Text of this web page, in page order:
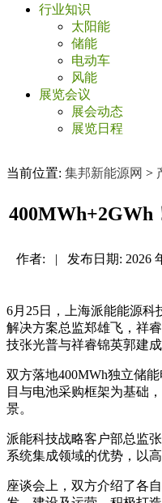
行业知识
太阳能
储能
电动车
风能
展览会议
展会动态
展览日程
当前位置: 集邦新能源网 >
400MWh+2GWh
作者: | 发布日期: 2026
6月25日，上海派能能源科
解决方案总监郑雄飞，祥
技张光普与祥睿锦英郭建
双方落地400MWh独立储
目与电池采购框架为基础
景。
派能科技战略客户部总监
系统集成领域的优势，以
座谈会上，双方介绍了各